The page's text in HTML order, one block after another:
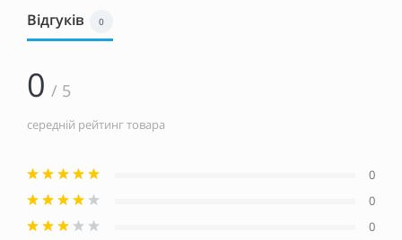
Відгуків 0
0 / 5
середній рейтинг товара
0
0
0